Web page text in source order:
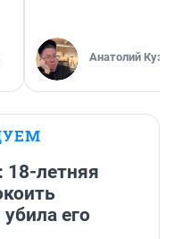
Анатолий
18-летняя
его